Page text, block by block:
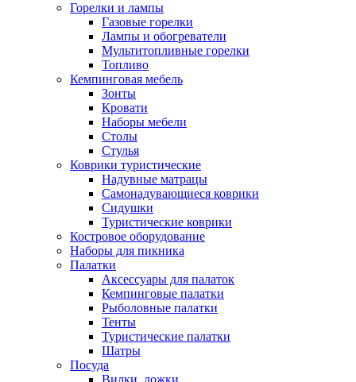
Горелки и лампы
Газовые горелки
Лампы и обогреватели
Мультитопливные горелки
Топливо
Кемпинговая мебель
Зонты
Кровати
Наборы мебели
Столы
Стулья
Коврики туристические
Надувные матрацы
Самонадувающиеся коврики
Сидушки
Туристические коврики
Костровое оборудование
Наборы для пикника
Палатки
Аксессуары для палаток
Кемпинговые палатки
Рыболовные палатки
Тенты
Туристические палатки
Шатры
Посуда
Вилки, ложки